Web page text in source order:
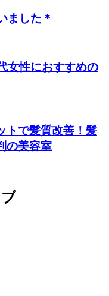
ました＊
女性におすすめの
トで髪質改善！髪
の美容室